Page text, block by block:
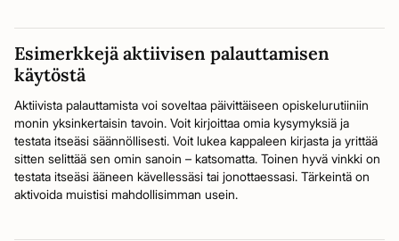
Esimerkkejä aktiivisen palauttamisen
käytöstä
Aktiivista palauttamista voi soveltaa päivittäiseen opiskelurutiiniin
monin yksinkertaisin tavoin. Voit kirjoittaa omia kysymyksiä ja
testata itseäsi säännöllisesti. Voit lukea kappaleen kirjasta ja yrittää
sitten selittää sen omin sanoin – katsomatta. Toinen hyvä vinkki on
testata itseäsi ääneen kävellessäsi tai jonottaessasi. Tärkeintä on
aktivoida muistisi mahdollisimman usein.